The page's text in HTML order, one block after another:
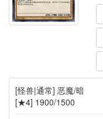
[怪兽|通常] 恶魔/暗
[★4] 1900/1500